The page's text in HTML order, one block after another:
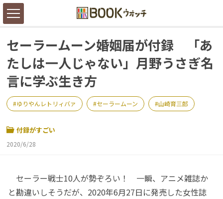
セーラームーン婚姻届が付録 「あ
たしは一人じゃない」月野うさぎ名
言に学ぶ生き方
ゆりやんレトリィバァ セーラームーン 山崎育三郎
付録がすごい
2020/6/28
セーラー戦士10人が勢ぞろい！ 一瞬、アニメ雑誌か
と勘違いしそうだが、2020年6月27日に発売した女性誌